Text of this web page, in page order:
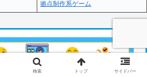
拠点制作系ゲーム
検索 トップ サイドバー